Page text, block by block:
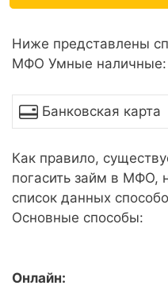
Ниже представлены
МФО Умные наличные:
Банковская карта
Как правило,
погасить займ в МФО,
список данных
Основные способы:
Онлайн: